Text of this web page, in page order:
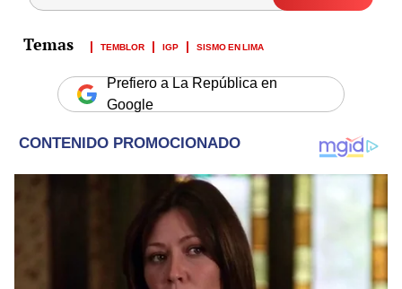
TEMBLOR IGP SISMO EN LIMA
Prefiero a La República en
Google